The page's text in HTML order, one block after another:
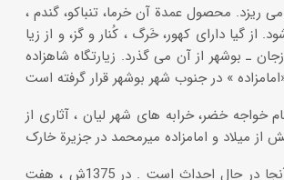
ریزد. محصول عمدة آن خرما، تنباکو، گندم ،
گیا دارای کهور، خَرگ ، کُنار و گز، و از زیا
ـ بوشهر از آن می گذرد. زیارتگاه شاهزاده
خواجه خضر، خرابه های شهر لیان ، آثاری از
شهرستان بوشهر دارای تأسیسات نفتی است و نیروگاه هسته ای در آنجا در حال احداث است . در 1375ش ، هفت